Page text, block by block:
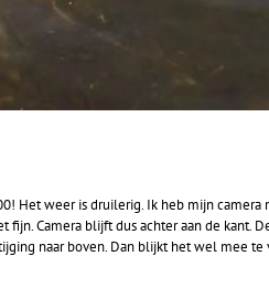
Het weer is druilerig. Ik heb mijn
fijn. Camera blijft dus achter aan de kant.
naar boven. Dan blijkt het wel mee